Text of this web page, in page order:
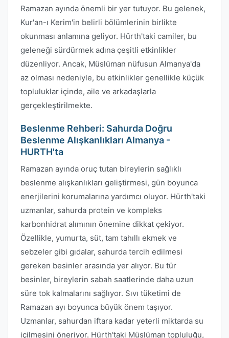
Ramazan ayında önemli bir yer tutuyor. Bu gelenek,
Kur'an-ı Kerim'in belirli bölümlerinin birlikte
okunması anlamına geliyor. Hürth'taki camiler, bu
geleneği sürdürmek adına çeşitli etkinlikler
düzenliyor. Ancak, Müslüman nüfusun Almanya'da
az olması nedeniyle, bu etkinlikler genellikle küçük
topluluklar içinde, aile ve arkadaşlarla
gerçekleştirilmekte.
Beslenme Rehberi: Sahurda Doğru
Beslenme Alışkanlıkları Almanya -
HURTH'ta
Ramazan ayında oruç tutan bireylerin sağlıklı
beslenme alışkanlıkları geliştirmesi, gün boyunca
enerjilerini korumalarına yardımcı oluyor. Hürth'taki
uzmanlar, sahurda protein ve kompleks
karbonhidrat alımının önemine dikkat çekiyor.
Özellikle, yumurta, süt, tam tahıllı ekmek ve
sebzeler gibi gıdalar, sahurda tercih edilmesi
gereken besinler arasında yer alıyor. Bu tür
besinler, bireylerin sabah saatlerinde daha uzun
süre tok kalmalarını sağlıyor. Sıvı tüketimi de
Ramazan ayı boyunca büyük önem taşıyor.
Uzmanlar, sahurdan iftara kadar yeterli miktarda su
içilmesini öneriyor. Hürth'taki Müslüman topluluğu,